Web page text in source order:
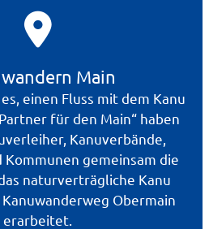
Main
einen Fluss mit dem Kanu
für den Main“ haben
Kanuverbände,
Kommunen gemeinsam die
naturverträgliche Kanu
Obermain
erarbeitet.